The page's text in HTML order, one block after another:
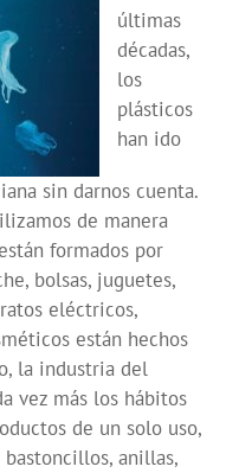
últimas
décadas,
los
plásticos
han ido
sin darnos cuenta.
de manera
formados por
bolsas, juguetes,
eléctricos,
están hechos
la industria del
vez más los hábitos
de un solo uso,
anillas,